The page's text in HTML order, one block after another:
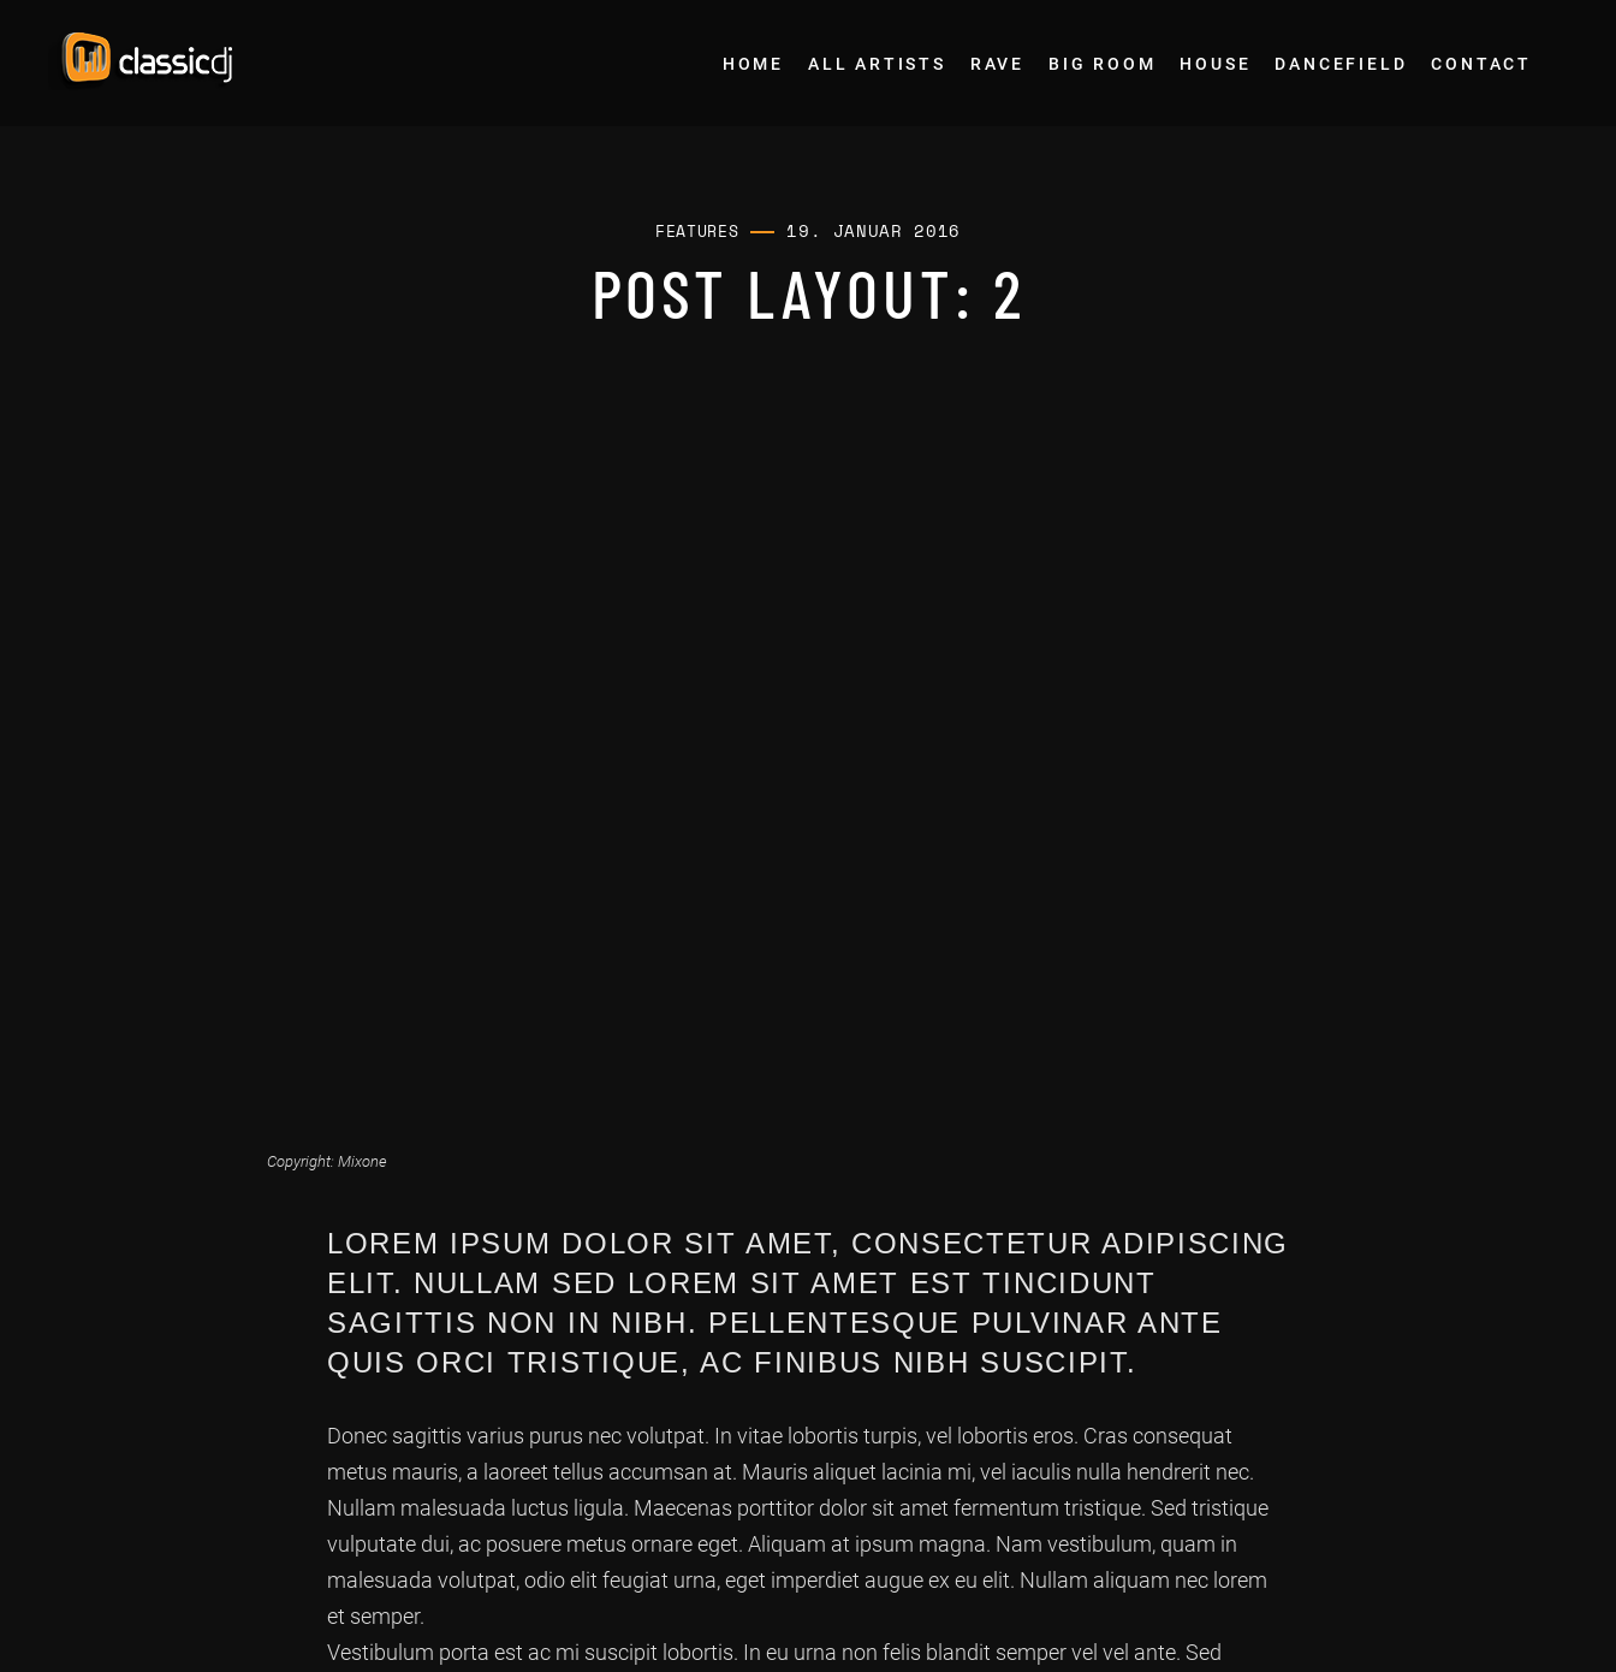
HOME ALL ARTISTS RAVE BIG ROOM HOUSE DANCEFIELD CONTACT
FEATURES 19. JANUAR 2016
POST LAYOUT: 2
Copyright: Mixone
LOREM IPSUM DOLOR SIT AMET, CONSECTETUR ADIPISCING
ELIT. NULLAM SED LOREM SIT AMET EST TINCIDUNT
SAGITTIS NON IN NIBH. PELLENTESQUE PULVINAR ANTE
QUIS ORCI TRISTIQUE, AC FINIBUS NIBH SUSCIPIT.
Donec sagittis varius purus nec volutpat. In vitae lobortis turpis, vel lobortis eros. Cras consequat
metus mauris, a laoreet tellus accumsan at. Mauris aliquet lacinia mi, vel iaculis nulla hendrerit nec.
Nullam malesuada luctus ligula. Maecenas porttitor dolor sit amet fermentum tristique. Sed tristique
vulputate dui, ac posuere metus ornare eget. Aliquam at ipsum magna. Nam vestibulum, quam in
malesuada volutpat, odio elit feugiat urna, eget imperdiet augue ex eu elit. Nullam aliquam nec lorem
et semper.
Vestibulum porta est ac mi suscipit lobortis. In eu urna non felis blandit semper vel vel ante. Sed